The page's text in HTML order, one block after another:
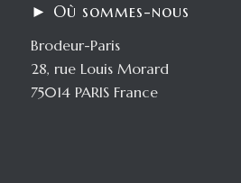
► Où sommes-nous
Brodeur-Paris
28, rue Louis Morard
75014 PARIS France